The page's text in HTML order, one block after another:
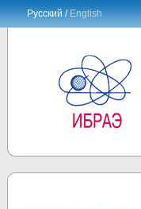
Русский /English